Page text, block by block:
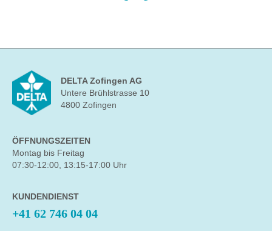
DELTA Zofingen AG
Untere Brühlstrasse 10
4800 Zofingen
ÖFFNUNGSZEITEN
Montag bis Freitag
07:30-12:00, 13:15-17:00 Uhr
KUNDENDIENST
+41 62 746 04 04